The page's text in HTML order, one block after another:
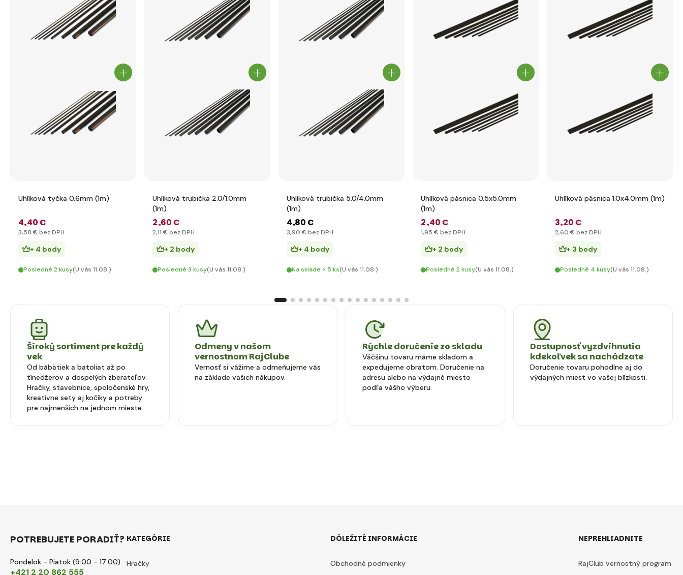
Uhlíková tyčka 0.6mm (1m)
4,40 €
3,58 € bez DPH
+ 4 body
Posledné 2 kusy(U vás 11.08.)
Uhlíková trubička 2.0/1.0mm
(1m)
2,60 €
2,11 € bez DPH
+ 2 body
Posledné 3 kusy(U vás 11.08.)
Uhlíková trubička 5.0/4.0mm
(1m)
4,80 €
3,90 € bez DPH
+ 4 body
Na sklade > 5 ks(U vás 11.08.)
Uhlíková pásnica 0.5x5.0mm
(1m)
2,40 €
1,95 € bez DPH
+ 2 body
Posledné 2 kusy(U vás 11.08.)
Uhlíková pásnica 1.0x4.0mm (1m)
3,20 €
2,60 € bez DPH
+ 3 body
Posledné 4 kusy(U vás 11.08.)
Široký sortiment pre každý
vek
Od bábätiek a batoliat až po
tínedžerov a dospelých zberateľov.
Hračky, stavebnice, spoločenské hry,
kreatívne sety aj kočíky a potreby
pre najmenších na jednom mieste.
Odmeny v našom
vernostnom RajClube
Vernosť si vážime a odmeňujeme vás
na základe vašich nákupov.
Rýchle doručenie zo skladu
Väčšinu tovaru máme skladom a
expedujeme obratom. Doručenie na
adresu alebo na výdajné miesto
podľa vášho výberu.
Dostupnosť vyzdvihnutia
kdekoľvek sa nachádzate
Doručenie tovaru pohodlne aj do
výdajných miest vo vašej blízkosti.
POTREBUJETE PORADIŤ?
Pondelok - Piatok (9:00 - 17:00)
+421 2 20 862 555
KATEGÓRIE
Hračky
DÔLEŽITÉ INFORMÁCIE
Obchodné podmienky
NEPREHLIADNITE
RajClub vernostný program